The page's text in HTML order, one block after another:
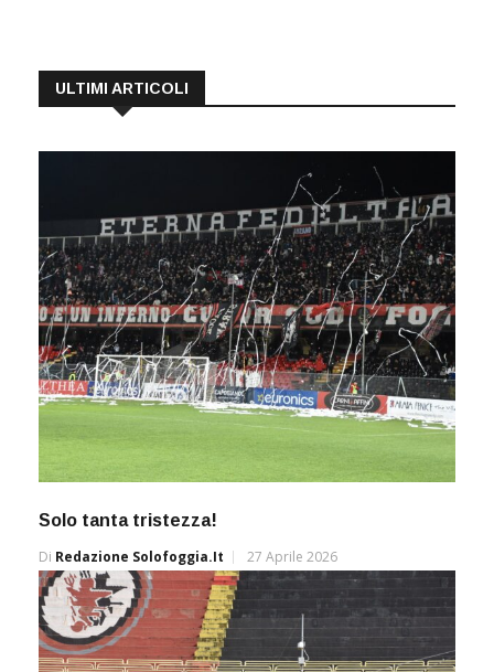
ULTIMI ARTICOLI
Solo tanta tristezza!
Di Redazione Solofoggia.it 27 Aprile 2026